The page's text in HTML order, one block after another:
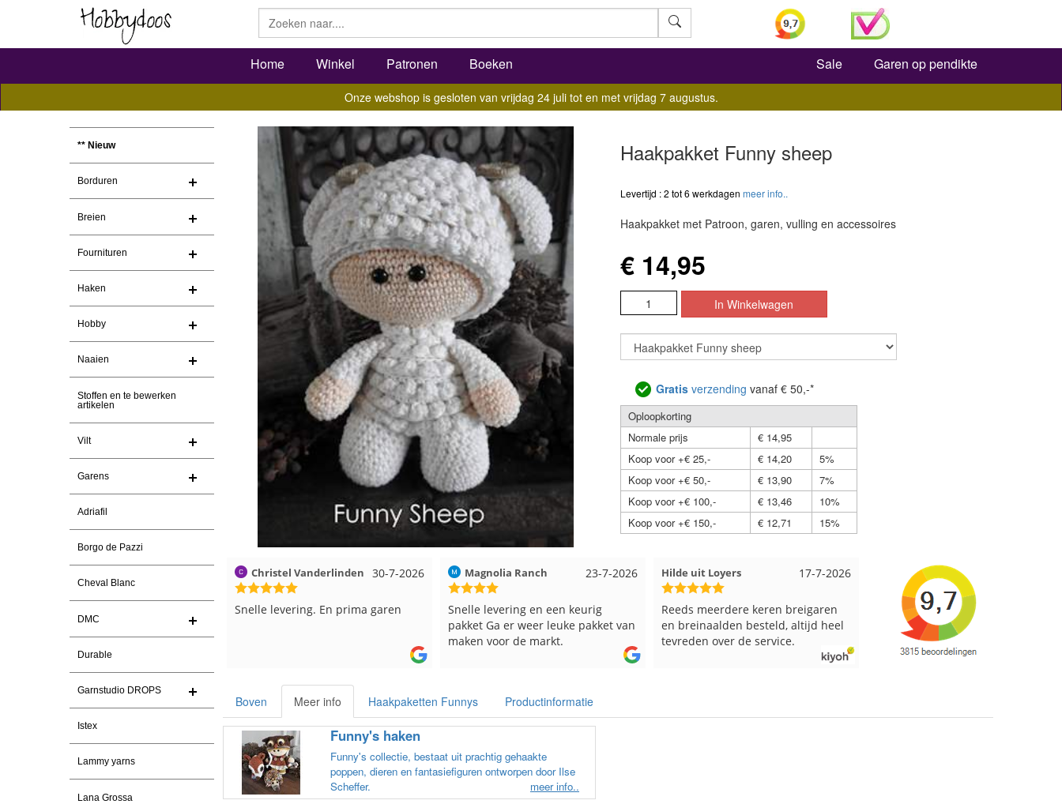
Zoeken
Home Winkel Patronen Boeken Sale Garen op pendikte
Onze webshop is gesloten van vrijdag 24 juli tot en met vrijdag 7 augustus.
** Nieuw
Borduren
Breien
Fournituren
Haken
Hobby
Naaien
Stoffen en te bewerken
artikelen
Vilt
Garens
Adriafil
Borgo de Pazzi
Cheval Blanc
DMC
Durable
Garnstudio DROPS
Istex
Lammy yarns
Lana Grossa
Haakpakket Funny sheep
Levertijd : 2 tot 6 werkdagen meer info..
Haakpakket met Patroon, garen, vulling en accessoires
€ 14,95
Gratisverzending vanaf € 50,-*
Oploopkorting
Normale prijs
€ 14,95
Koop voor +€ 25,-
€ 14,20
5%
Koop voor +€ 50,-
€ 13,90
7%
Koop voor +€ 100,-
€ 13,46
10%
Koop voor +€ 150,-
€ 12,71 15%
23-7-2026
Magnolia Ranch
Snelle levering en een keurig
17-7-2026
Hilde uit Loyers
Reeds meerdere keren breigaren
en breinaalden besteld, altijd heel
tevreden over de service.
12-7-2026
Loes uit EMMELOORD
Snelle levering en keurig verpakt.
Top.
Nell uit Beuningen
Goed verpakt en snelgeleverd
Boven Meer info Haakpaketten Funnys Productinformatie
Funny's haken
Funny's collectie, bestaat uit prachtig gehaakte
poppen, dieren en fantasiefiguren ontworpen door Ilse
Scheffer.
meer info..